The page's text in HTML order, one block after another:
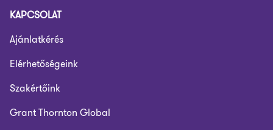
KAPCSOLAT
Ajánlatkérés
Elérhetőségeink
Szakértőink
Grant Thornton Global